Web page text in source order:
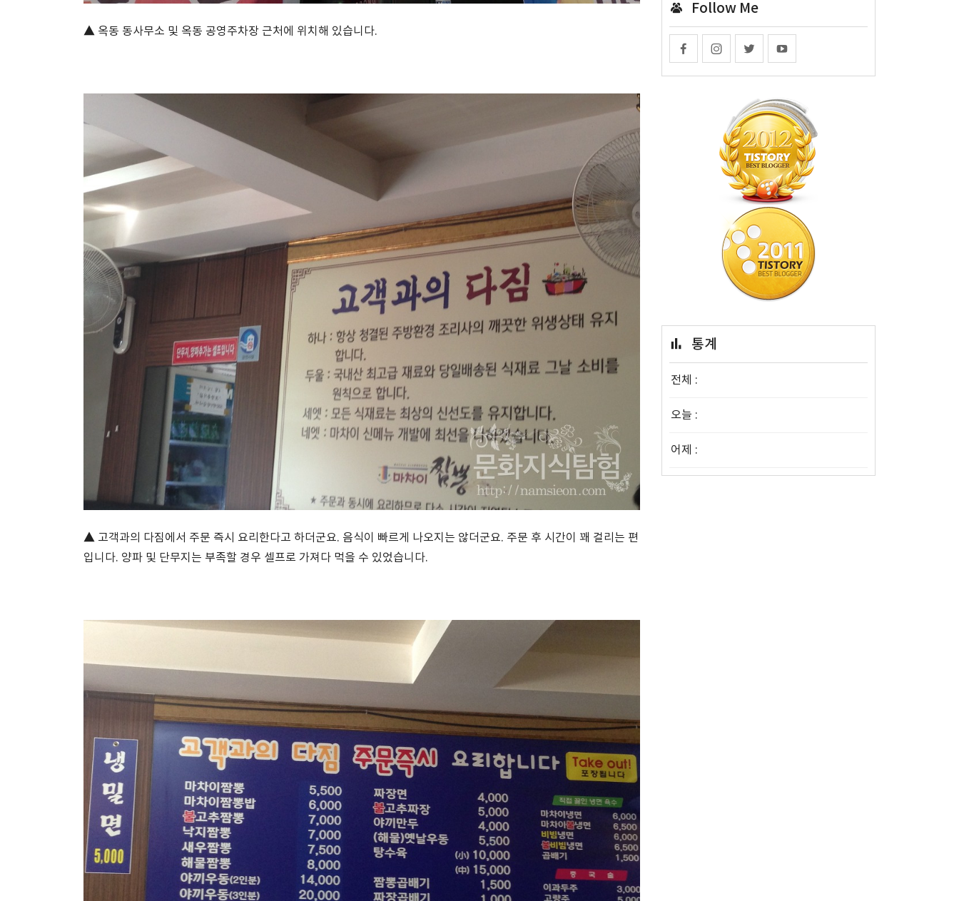
▲ 옥동 동사무소 및 옥동 공영주차장 근처에 위치해 있습니다.
▲ 고객과의 다짐에서 주문 즉시 요리한다고 하더군요. 음식이 빠르게 나오지는 않더군요. 주문 후 시간이 꽤 걸리는 편
입니다. 양파 및 단무지는 부족할 경우 셀프로 가져다 먹을 수 있었습니다.
Follow Me
통계
전체 :
오늘 :
어제 :